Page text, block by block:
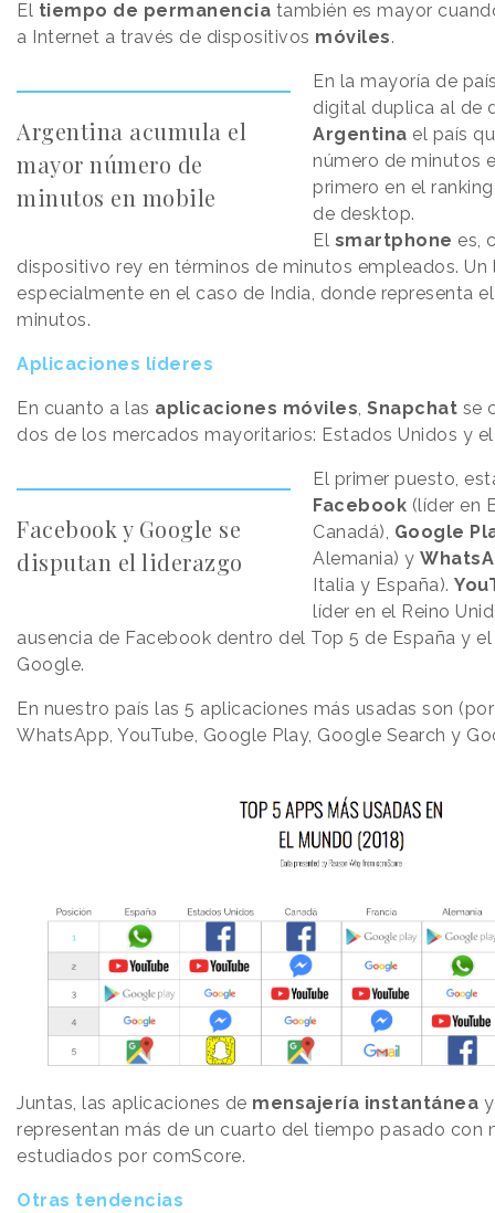
El tiempo de permanencia también es mayor
a Internet a través de dispositivos móviles.
Argentina acumula el
mayor número de
minutos en mobile
En la mayoría de
digital duplica al de
Argentina el país
número de minutos
primero en el
de desktop.
El smartphone es,
dispositivo rey en términos de minutos empleados.
especialmente en el caso de India, donde representa
minutos.
Aplicaciones líderes
En cuanto a las aplicaciones móviles, Snapchat se
dos de los mercados mayoritarios: Estados Unidos y
Facebook y Google se
disputan el liderazgo
El primer puesto,
Facebook (líder en
Canadá), Google
Alemania) y
Italia y España).
líder en el Reino
ausencia de Facebook dentro del Top 5 de España y
Google.
En nuestro país las 5 aplicaciones más usadas son
WhatsApp, YouTube, Google Play, Google Search y
Juntas, las aplicaciones de mensajería instantánea
representan más de un cuarto del tiempo pasado con
estudiados por comScore.
Otras tendencias